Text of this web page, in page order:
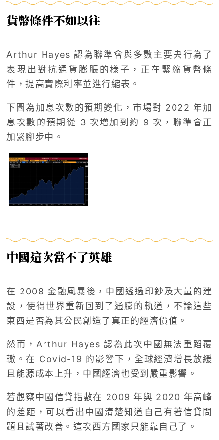
貨幣條件不如以往
Arthur Hayes 認為聯準會與多數主要央行為了
表現出對抗通貨膨脹的樣子，正在緊縮貨幣條
件，提高實際利率並進行縮表。
下圖為加息次數的預期變化，市場對 2022 年加
息次數的預期從 3 次增加到約 9 次，聯準會正
加緊腳步中。
中國這次當不了英雄
在 2008 金融風暴後，中國透過印鈔及大量的建
設，使得世界重新回到了通膨的軌道，不論這些
東西是否為其公民創造了真正的經濟價值。
然而，Arthur Hayes 認為此次中國無法重蹈覆
轍。在 Covid-19 的影響下，全球經濟增長放緩
且能源成本上升，中國經濟也受到嚴重影響。
若觀察中國信貸指數在 2009 年與 2020 年高峰
的差距，可以看出中國清楚知道自己有著信貸問
題且試著改善。這次西方國家只能靠自己了。